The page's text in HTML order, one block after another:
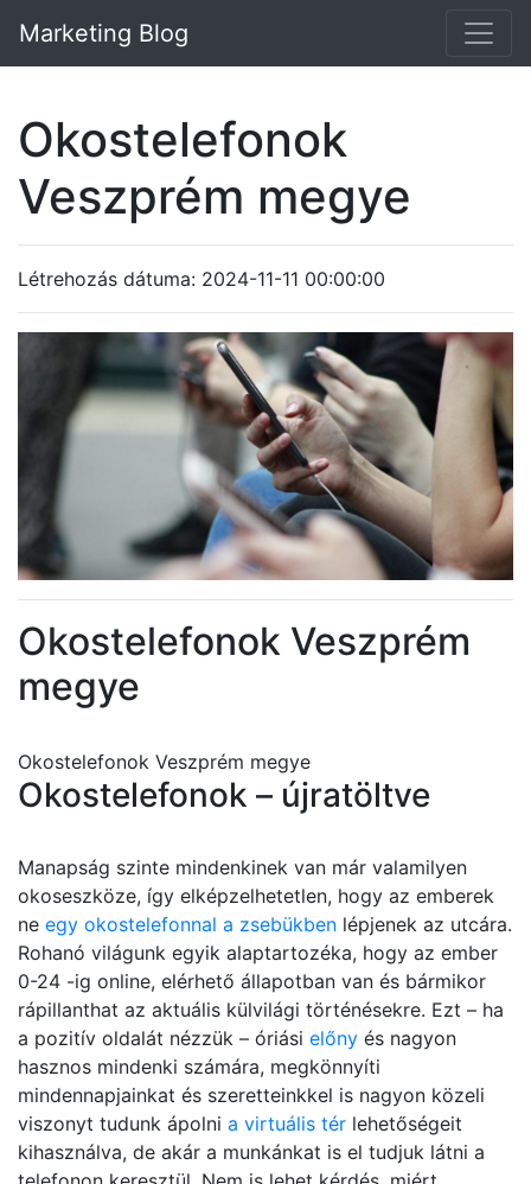
Marketing Blog
Okostelefonok
Veszprém megye
Létrehozás dátuma: 2024-11-11 00:00:00
Okostelefonok Veszprém
megye
Okostelefonok Veszprém megye
Okostelefonok – újratöltve
Manapság szinte mindenkinek van már valamilyen
okoseszköze, így elképzelhetetlen, hogy az emberek
ne egy okostelefonnal a zsebükben lépjenek az utcára.
Rohanó világunk egyik alaptartozéka, hogy az ember
0-24 -ig online, elérhető állapotban van és bármikor
rápillanthat az aktuális külvilági történésekre. Ezt – ha
a pozitív oldalát nézzük – óriási előny és nagyon
hasznos mindenki számára, megkönnyíti
mindennapjainkat és szeretteinkkel is nagyon közeli
viszonyt tudunk ápolni a virtuális tér lehetőségeit
kihasználva, de akár a munkánkat is el tudjuk látni a